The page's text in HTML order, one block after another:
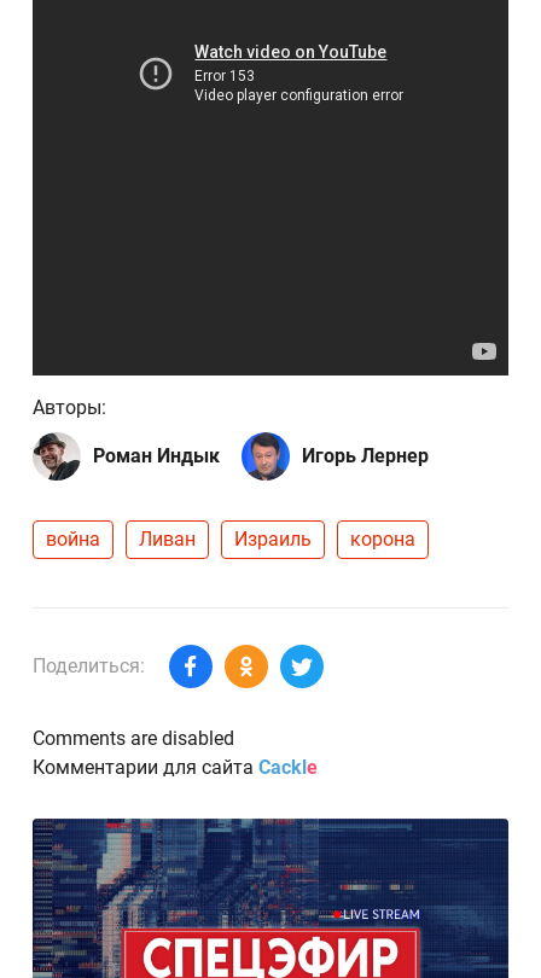
Авторы:
Роман Индык Игорь Лернер
война Ливан Израиль корона
Поделиться:
Comments are disabled
Комментарии для сайта Cackle